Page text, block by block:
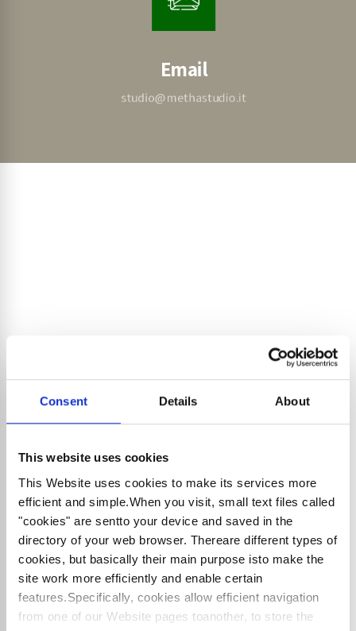
Consent Details About
This website uses cookies
This Website uses cookies to make its services more
efficient and simple.When you visit, small text files called
"cookies" are sentto your device and saved in the
directory of your web browser. Thereare different types of
cookies, but basically their main purpose isto make the
site work more efficiently and enable certain
features.Specifically, cookies allow efficient navigation
from one of our Website pages toanother, to store the
Email
studio@methastudio.it